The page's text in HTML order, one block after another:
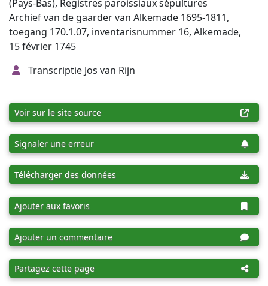
(Pays-Bas), Registres paroissiaux sépultures
Archief van de gaarder van Alkemade 1695-1811,
toegang 170.1.07, inventarisnummer 16, Alkemade,
15 février 1745
Transcriptie Jos van Rijn
Voir sur le site source
Signaler une erreur
Télécharger des données
Ajouter aux favoris
Ajouter un commentaire
Partagez cette page